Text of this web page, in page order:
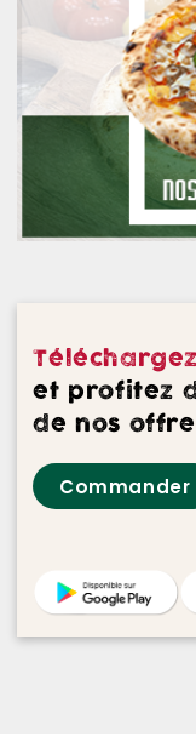
NOS BURRITOS
NOS PANINIS
NOS SALADES
NOS DESSERTS
NOS VINS
NOS VINS ROSES
NOS VINS BLANCS
et profitez
de nos
Commander